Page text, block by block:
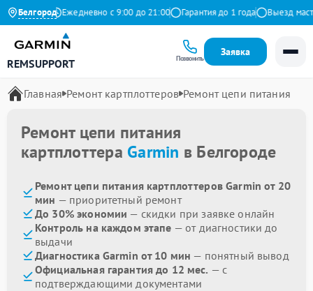
Белгород
Яндекс Ежедневно с 9:00 до 21:00 Гарантия до 1 года Выезд
REMSUPPORT Позвонить
Заявка
Главная Ремонт картплоттеров Ремонт цепи питания
Ремонт цепи питания
картплоттера Garmin в Белгороде
Ремонт цепи питания картплоттеров Garmin от 20
мин — приоритетный ремонт
До 30% экономии — скидки при заявке онлайн
Контроль на каждом этапе — от диагностики до
выдачи
Диагностика Garmin от 10 мин — понятный вывод
Официальная гарантия до 12 мес. — с
подтверждающими документами